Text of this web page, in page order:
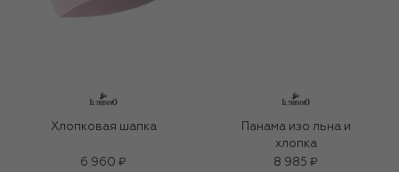
Хлопковая шапка
6 960 ₽
Панама изо льна и
хлопка
8 985 ₽